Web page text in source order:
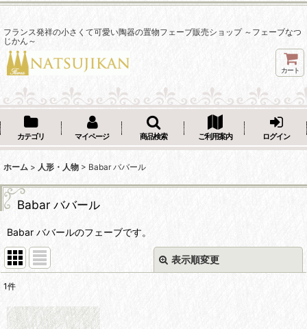
フランス発祥の小さくて可愛い陶器の置物フェーブ販売ショップ ～フェーブなつ
じかん～
カート
カテゴリ マイページ 商品検索 ご利用案内 ログイン
ホーム > 人形・人物 > Babar ババール
Babar ババール
Babar ババールのフェーブです。
表示順変更
1件